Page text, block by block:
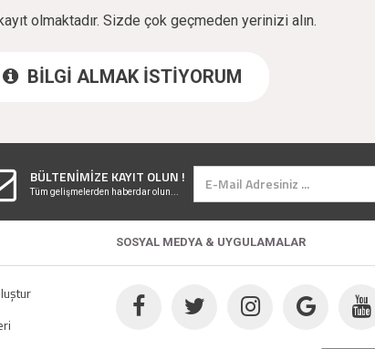
olmaktadır. Sizde çok geçmeden yerinizi alın.
BİLGİ ALMAK İSTİYORUM
BÜLTENİMİZE KAYIT OLUN !
Tüm gelişmelerden haberdar olun...
SOSYAL MEDYA & UYGULAMALAR